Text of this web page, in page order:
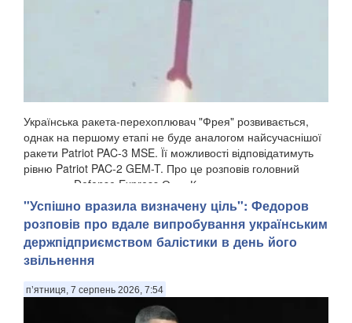
Українська ракета-перехоплювач "Фрея" розвивається,
однак на першому етапі не буде аналогом найсучаснішої
ракети Patriot PAC-3 MSE. Її можливості відповідатимуть
рівню Patriot PAC-2 GEM-T. Про це розповів головний
редактор Defense Express Олег Катков у...
"Успішно вразила визначену ціль": Федоров
розповів про вдале випробування українським
держпідприємством балістики в день його
звільнення
п’ятниця, 7 серпень 2026, 7:54